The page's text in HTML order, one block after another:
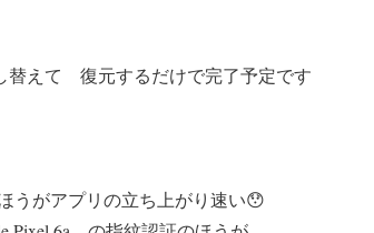
て 復元するだけで完了予定です
がアプリの立ち上がり速い😯